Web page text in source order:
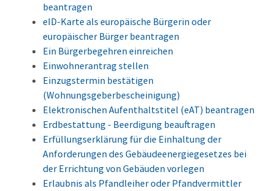
beantragen
eID-Karte als europäische Bürgerin oder
europäischer Bürger beantragen
Ein Bürgerbegehren einreichen
Einwohnerantrag stellen
Einzugstermin bestätigen
(Wohnungsgeberbescheinigung)
Elektronischen Aufenthaltstitel (eAT) beantragen
Erdbestattung - Beerdigung beauftragen
Erfüllungserklärung für die Einhaltung der
Anforderungen des Gebäudeenergiegesetzes bei
der Errichtung von Gebäuden vorlegen
Erlaubnis als Pfandleiher oder Pfandvermittler